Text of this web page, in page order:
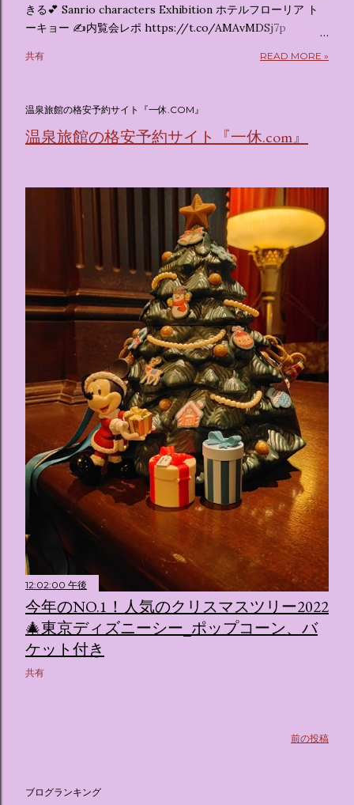
きる💕 Sanrio characters Exhibition ホテルフローリア ト
ーキョー ✍️内覧会レポ https://t.co/AMAvMDSj7p
pic.twitter.com/sKx7uXeXHW — オリコンニュース
(@oricon) July 14, 2026 ホテルフローリア トーキョー
はなく、2026年7月15日から東京・新宿でスタートする サン
リオキャラクターズの体験型・没入型展示イベント の名称で
陸となります。 まるで本当にラグジュアリーホテルにチェッ
クインしてルームツアーを楽しむような、特別な空間が演出
されています。その魅力をいくつかのかたまりに分けてご紹
介します。 🔑 1. コンセプトは「サンリオキャラが考える夢
のホテル」 デジタルメディア技術で世界的に知られるクリエ
イティブプロダクション「d'strict」が手掛けており、五感を
刺激する美しいデジタルアートとストーリー性の高い全11の
テーマブースで構成されています。 チェックインからスター
ト ：ピンクを基調とした華やかなエントランスロビーでルー
ムキーを受け取り、まるでホテルに滞在するかのような没入
感を味わいながら進んでいきます。ロビーではお花をまとっ
たポムポムプリンが出迎えてくれます。 幻想的な共有スペー
ス ：きらめく光に満ちたガーデンや、美しいボールルーム
（舞踏会）、さらには本物の砂を使ったピンク色の美しいビ
ーチ（ポチャッコの隣に座れるエリア）など、写真映え間違
いなしの空間が広がります。 🛌 2. 個性あふれる「9つの客室
（テーマルーム）」 イベントの目玉となるのが、サンリオの
人気キャラクターたちがそれぞれの“好き”や理想を詰め込ん
でデザインした客室のエリアです。 ハローキティ...
共有 READ MORE »
温泉旅館の格安予約サイト『一休.COM』
温泉旅館の格安予約サイト『一休.com』
12:02:00 午後
今年のNO.1！人気のクリスマスツリー2022
🎄東京ディズニーシー_ポップコーン、バ
ケット付き
共有
前の投稿
ブログランキング